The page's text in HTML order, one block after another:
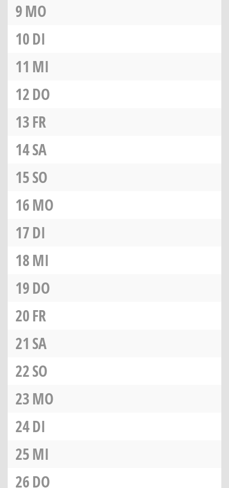
9MO
10DI
11 MI
12DO
13FR
14SA
15SO
16MO
17DI
18MI
19DO
20FR
21 SA
22SO
23MO
24DI
25MI
26DO